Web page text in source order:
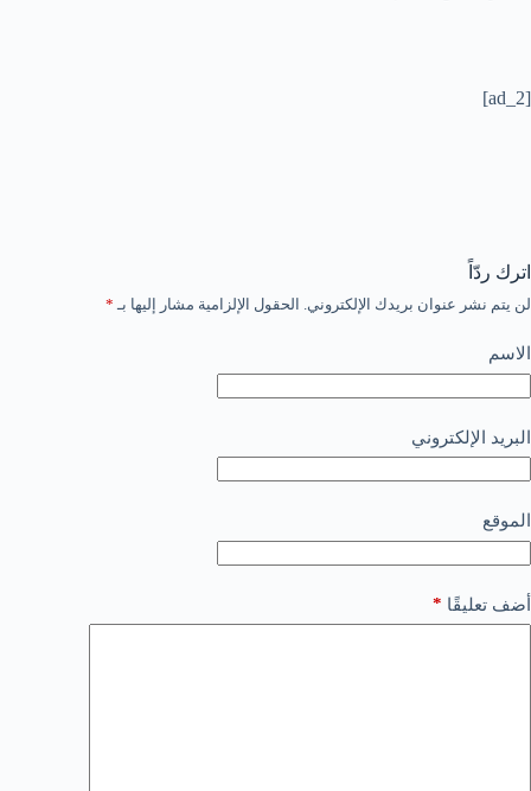
[ad_2]
اترك ردّاً
لن يتم نشر عنوان بريدك الإلكتروني. الحقول الإلزامية مشار إليها بـ *
الاسم
البريد الإلكتروني
الموقع
أضف تعليقًا *